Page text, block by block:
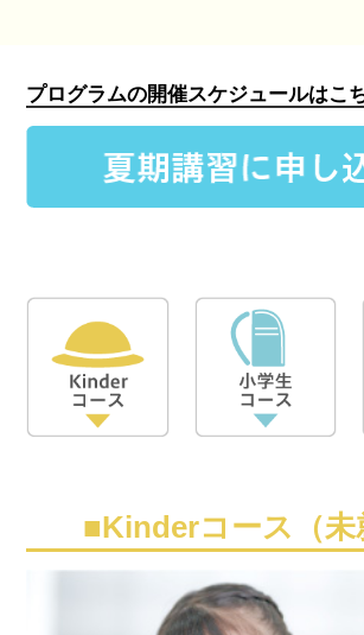
プログラムの開催スケジュールはこ
■Kinderコース（未